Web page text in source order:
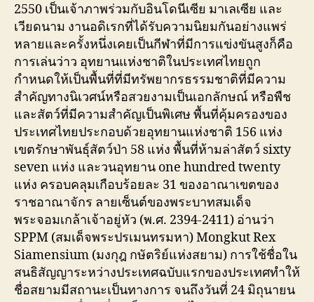
2550 เป็นเจ้าภาพร่วมกับอินโดนีเซีย มาเลเซีย และ
เวียดนาม งานอดิเรกที่ได้รับความนิยมกันอย่างแพร่
หลายและครั้งหนึ่งเคยเป็นกีฬาที่มีการแข่งขันสูงก็คือ
การเล่นว่าว อุทยานแห่งชาติในประเทศไทยถูก
กำหนดให้เป็นพื้นที่ที่มีทรัพยากรธรรมชาติที่มีความ
สำคัญทางนิเวศน์หรือสวยงามเป็นเอกลักษณ์ หรือพืช
และสัตว์ที่มีความสำคัญเป็นพิเศษ พื้นที่คุ้มครองของ
ประเทศไทยประกอบด้วยอุทยานแห่งชาติ 156 แห่ง
เขตรักษาพันธุ์สัตว์ป่า 58 แห่ง พื้นที่ห้ามล่าสัตว์ sixty
seven แห่ง และวนอุทยาน one hundred twenty
แห่ง ครอบคลุมเกือบร้อยละ 31 ของอาณาเขตของ
ราชอาณาจักร ลายเซ็นต์ของพระบาทสมเด็จ
พระจอมเกล้าเจ้าอยู่หัว (พ.ศ. 2394-2411) อ่านว่า
SPPM (สมเด็จพระปรเมนทรมหา) Mongkut Rex
Siamensium (มงกุฎ กษัตริย์แห่งสยาม) การใช้ชื่อใน
สนธิสัญญาระหว่างประเทศฉบับแรกของประเทศทำให้
ชื่อสยามมีสถานะเป็นทางการ จนถึงวันที่ 24 มิถุนายน